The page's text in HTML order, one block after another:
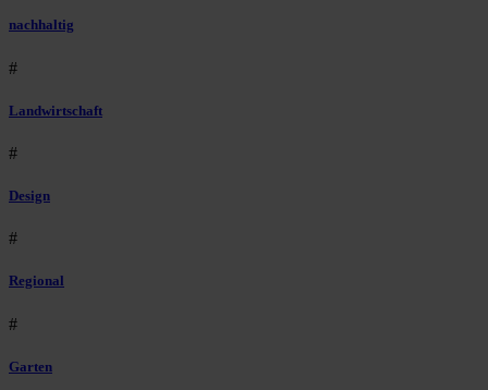
nachhaltig
#
Landwirtschaft
#
Design
#
Regional
#
Garten